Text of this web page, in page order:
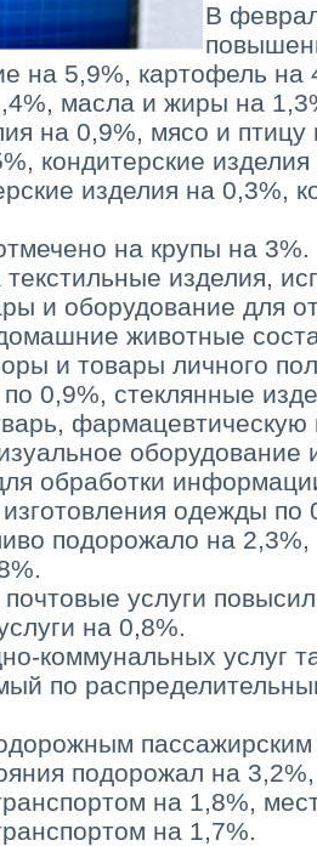
В
на 5,9%, картофель на
масла и жиры на
на 0,9%, мясо и
кондитерские
изделия на 0,3%,
на крупы на 3%.
изделия,
и оборудование для
животные
и товары личного
0,9%, стеклянные
фармацевтическую
оборудование
обработки
одежды по
подорожало на
услуги
на 0,8%.
коммунальных услуг
по
подорожал на
на 1,8%,
на 1,7%.